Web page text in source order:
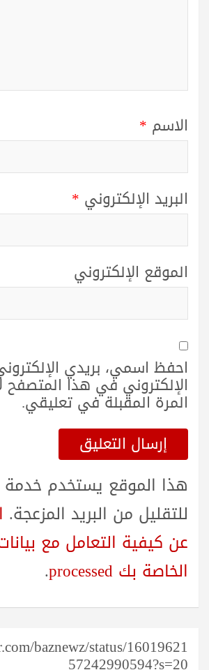
الاسم *
البريد الإلكتروني *
الموقع الإلكتروني
احفظ اسمي، بريدي
الإلكتروني في هذا المتصفح
المرة المقبلة في تعليقي.
هذا الموقع يستخدم
للتقليل من البريد المزعجة.
عن كيفية التعامل مع
الخاصة بك processed
.
baznewz/status/16019621